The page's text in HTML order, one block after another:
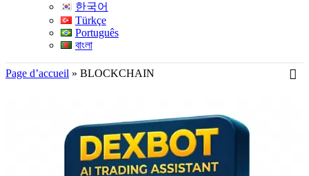
한국어
Türkçe
Português
বাংলা
Page d’accueil » BLOCKCHAIN